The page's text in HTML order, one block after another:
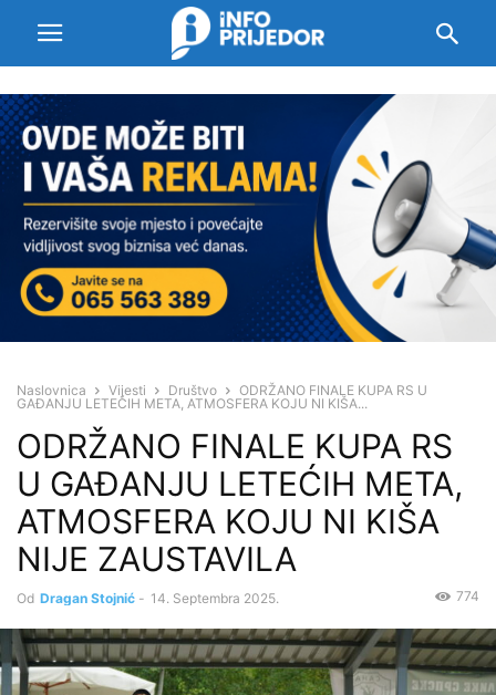
Naslovnica Vijesti Društvo
ODRŽANO FINALE KUPA RS U
GAĐANJU LETEĆIH META, ATMOSFERA KOJU NI KIŠA...
ODRŽANO FINALE KUPA RS
U GAĐANJU LETEĆIH META,
ATMOSFERA KOJU NI KIŠA
NIJE ZAUSTAVILA
Od Dragan Stojnić - 14. Septembra 2025. 774